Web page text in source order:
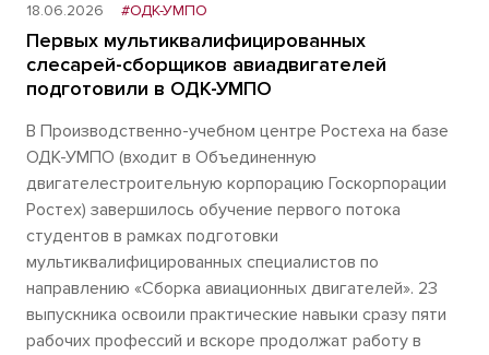
18.06.2026 #ОДК-УМПО
Первых мультиквалифицированных
слесарей-сборщиков авиадвигателей
подготовили в ОДК-УМПО
В Производственно-учебном центре Ростеха на базе
ОДК-УМПО (входит в Объединенную
двигателестроительную корпорацию Госкорпорации
Ростех) завершилось обучение первого потока
студентов в рамках подготовки
мультиквалифицированных специалистов по
направлению «Сборка авиационных двигателей». 23
выпускника освоили практические навыки сразу пяти
рабочих профессий и вскоре продолжат работу в